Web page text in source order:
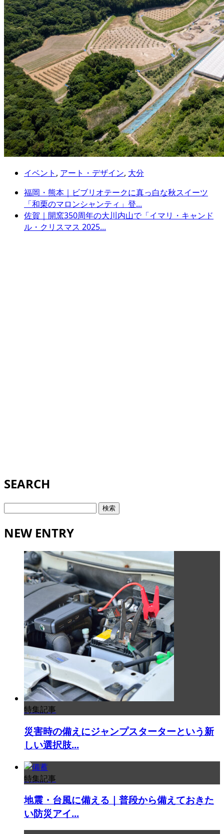
イベント , アート・デザイン, 大分
福岡・熊本｜ビブリオテークに真っ白な秋スイーツ
「和栗のマロンシャンティ」登...
佐賀｜開窯350周年の大川内山で「イマリ・キャンド
ル・クリスマス 2025...
SEARCH
検
NEW ENTRY
特集記事
災害時の備えにジャンプスターターという新
しい選択肢...
特集記事
地震・台風に備える｜普段から備えておきた
い防災アイ...